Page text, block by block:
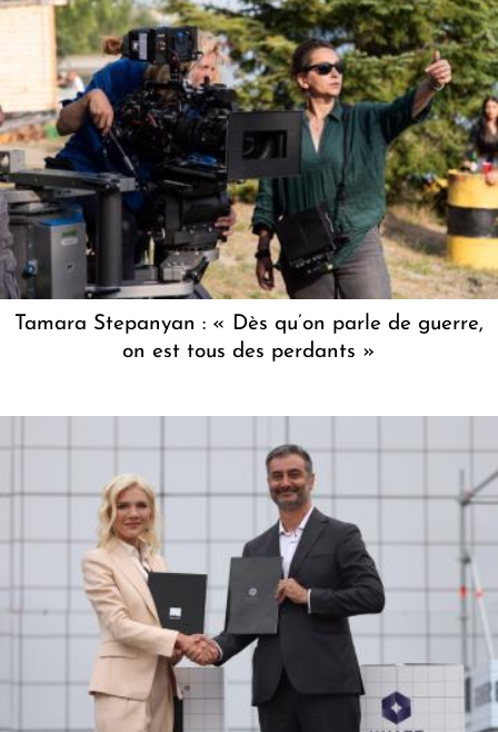
Tamara Stepanyan : « Dès qu’on parle de guerre,
on est tous des perdants »